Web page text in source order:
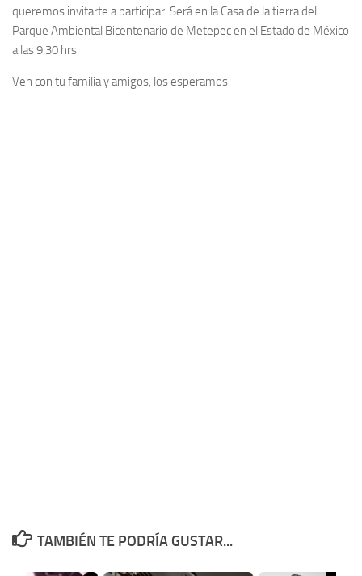
queremos invitarte a participar. Será en la Casa de la tierra del
Parque Ambiental Bicentenario de Metepec en el Estado de México
a las 9:30 hrs.
Ven con tu familia y amigos, los esperamos.
TAMBIÉN TE PODRÍA GUSTAR...